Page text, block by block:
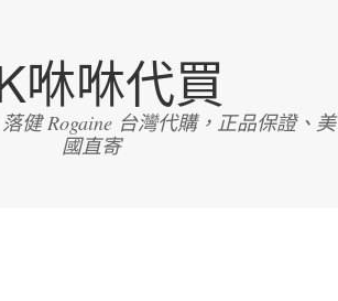
咻咻代買
健 Rogaine 台灣代購，正品保證、美
國直寄